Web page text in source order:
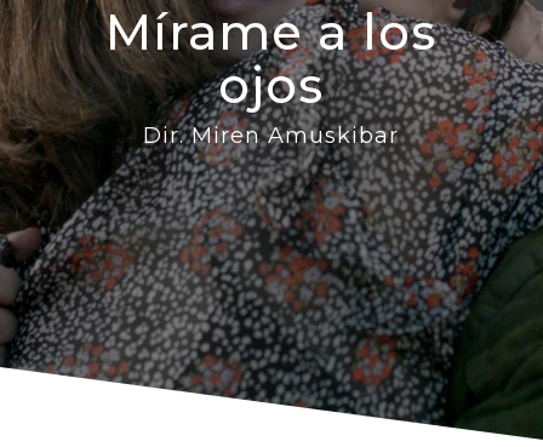
Mírame a los
ojos
Dir. Miren Amuskibar